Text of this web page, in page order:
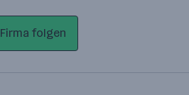
Firma folgen